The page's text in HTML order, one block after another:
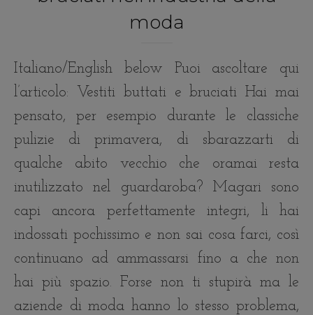
moda
Italiano/English below Puoi ascoltare qui
l’articolo: Vestiti buttati e bruciati Hai mai
pensato, per esempio durante le classiche
pulizie di primavera, di sbarazzarti di
qualche abito vecchio che oramai resta
inutilizzato nel guardaroba? Magari sono
capi ancora perfettamente integri, li hai
indossati pochissimo e non sai cosa farci, così
continuano ad ammassarsi fino a che non
hai più spazio. Forse non ti stupirà ma le
aziende di moda hanno lo stesso problema,